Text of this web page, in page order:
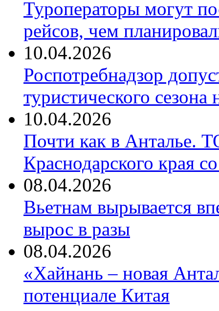
Туроператоры могут
рейсов, чем
10.04.2026
Роспотребнадзор
туристического
10.04.2026
Почти как в Анталье.
Краснодарского края
08.04.2026
Вьетнам вырывается
вырос в разы
08.04.2026
«Хайнань – новая
потенциале Китая